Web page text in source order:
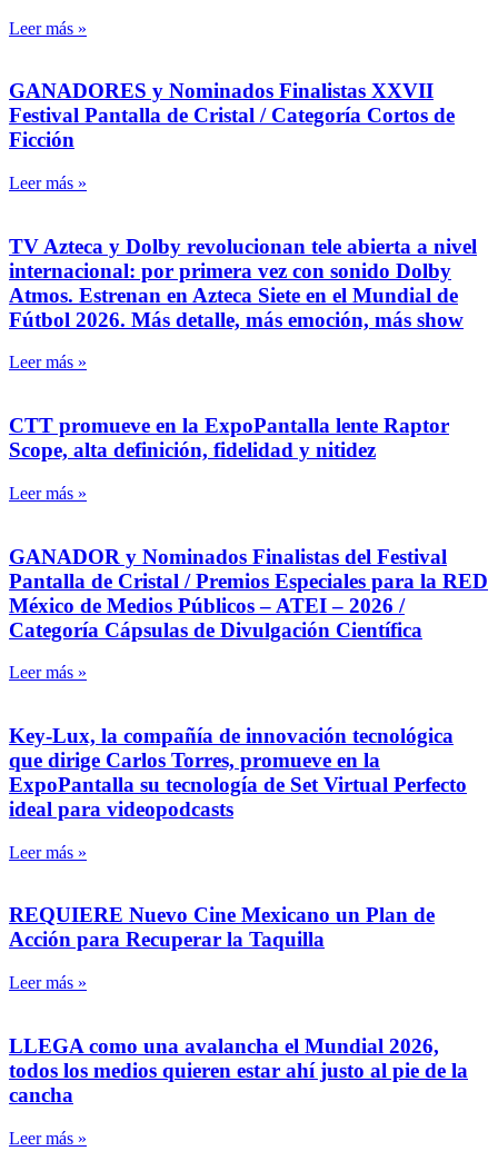
Leer más »
GANADORES y Nominados Finalistas XXVII
Festival Pantalla de Cristal / Categoría Cortos de
Ficción
Leer más »
TV Azteca y Dolby revolucionan tele abierta a nivel
internacional: por primera vez con sonido Dolby
Atmos. Estrenan en Azteca Siete en el Mundial de
Fútbol 2026. Más detalle, más emoción, más show
Leer más »
CTT promueve en la ExpoPantalla lente Raptor
Scope, alta definición, fidelidad y nitidez
Leer más »
GANADOR y Nominados Finalistas del Festival
Pantalla de Cristal / Premios Especiales para la RED
México de Medios Públicos – ATEI – 2026 /
Categoría Cápsulas de Divulgación Científica
Leer más »
Key-Lux, la compañía de innovación tecnológica
que dirige Carlos Torres, promueve en la
ExpoPantalla su tecnología de Set Virtual Perfecto
ideal para videopodcasts
Leer más »
REQUIERE Nuevo Cine Mexicano un Plan de
Acción para Recuperar la Taquilla
Leer más »
LLEGA como una avalancha el Mundial 2026,
todos los medios quieren estar ahí justo al pie de la
cancha
Leer más »